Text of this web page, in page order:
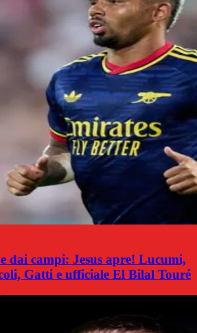
dai campi: Jesus apre! Lucumi,
Gatti e ufficiale El Bilal Touré